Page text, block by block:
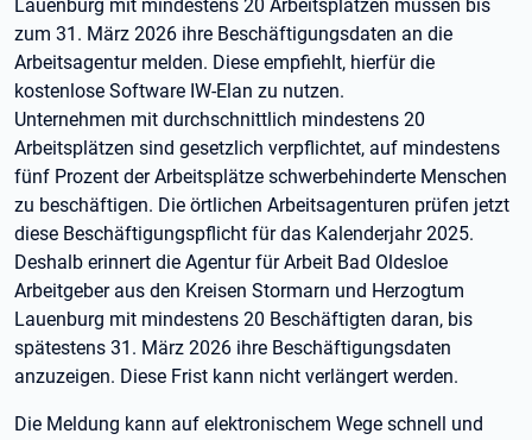
Lauenburg mit mindestens 20 Arbeitsplätzen müssen bis
zum 31. März 2026 ihre Beschäftigungsdaten an die
Arbeitsagentur melden. Diese empfiehlt, hierfür die
kostenlose Software IW-Elan zu nutzen.
Unternehmen mit durchschnittlich mindestens 20
Arbeitsplätzen sind gesetzlich verpflichtet, auf mindestens
fünf Prozent der Arbeitsplätze schwerbehinderte Menschen
zu beschäftigen. Die örtlichen Arbeitsagenturen prüfen jetzt
diese Beschäftigungspflicht für das Kalenderjahr 2025.
Deshalb erinnert die Agentur für Arbeit Bad Oldesloe
Arbeitgeber aus den Kreisen Stormarn und Herzogtum
Lauenburg mit mindestens 20 Beschäftigten daran, bis
spätestens 31. März 2026 ihre Beschäftigungsdaten
anzuzeigen. Diese Frist kann nicht verlängert werden.
Die Meldung kann auf elektronischem Wege schnell und